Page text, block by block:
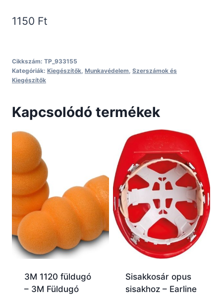
1150 Ft
Cikkszám: TP_933155
Kategóriák: Kiegészítők Munkavédelem Szerszámok és
Kiegészítők
Kapcsolódó termékek
3M 1120 füldugó
– 3M Füldugó
Sisakkosár opus
sisakhoz – Earline